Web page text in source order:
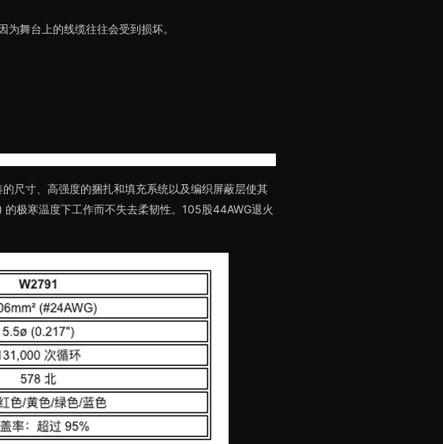
舞台上的线缆往往会受到损坏。
尺寸、高强度的捆扎和填充系统以及编织屏蔽层使其
极寒温度下工作而不失去柔韧性。105股44AWG退火